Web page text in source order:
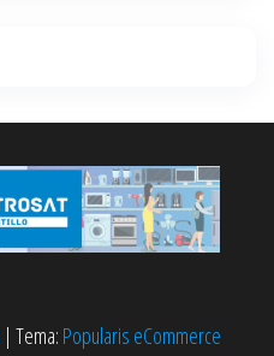
| Tema: Popularis eCommerce